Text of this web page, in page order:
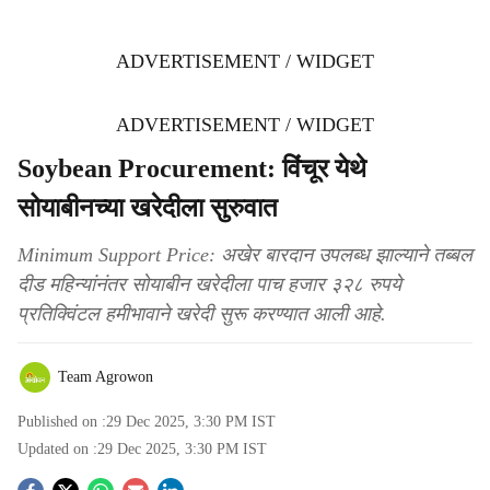
ADVERTISEMENT / WIDGET
ADVERTISEMENT / WIDGET
Soybean Procurement: विंचूर येथे
सोयाबीनच्या खरेदीला सुरुवात
Minimum Support Price: अखेर बारदान उपलब्ध झाल्याने तब्बल
दीड महिन्यांनंतर सोयाबीन खरेदीला पाच हजार ३२८ रुपये
प्रतिक्विंटल हमीभावाने खरेदी सुरू करण्यात आली आहे.
Team Agrowon
Published on :29 Dec 2025, 3:30 PM IST
Updated on :29 Dec 2025, 3:30 PM IST